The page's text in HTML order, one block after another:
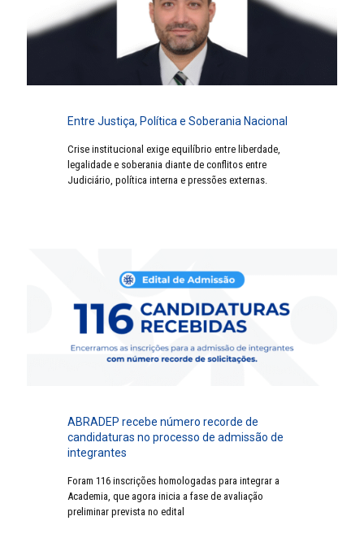
Entre Justiça, Política e Soberania Nacional
Crise institucional exige equilíbrio entre liberdade,
legalidade e soberania diante de conflitos entre
Judiciário, política interna e pressões externas.
ABRADEP recebe número recorde de
candidaturas no processo de admissão de
integrantes
Foram 116 inscrições homologadas para integrar a
Academia, que agora inicia a fase de avaliação
preliminar prevista no edital